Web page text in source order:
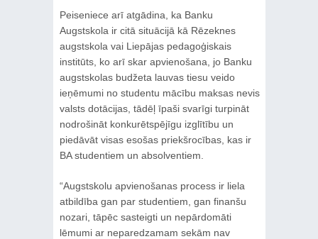
Peiseniece arī atgādina, ka Banku
Augstskola ir citā situācijā kā Rēzeknes
augstskola vai Liepājas pedagoģiskais
institūts, ko arī skar apvienošana, jo Banku
augstskolas budžeta lauvas tiesu veido
ieņēmumi no studentu mācību maksas nevis
valsts dotācijas, tādēļ īpaši svarīgi turpināt
nodrošināt konkurētspējīgu izglītību un
piedāvāt visas esošas priekšrocības, kas ir
BA studentiem un absolventiem.
“Augstskolu apvienošanas process ir liela
atbildība gan par studentiem, gan finanšu
nozari, tāpēc sasteigti un nepārdomāti
lēmumi ar neparedzamam sekām nav